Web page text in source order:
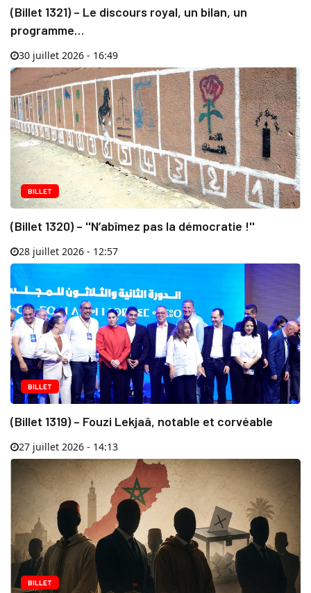
(Billet 1321) – Le discours royal, un bilan, un
programme…
30 juillet 2026 - 16:49
BILLET
(Billet 1320) – ''N’abîmez pas la démocratie !''
28 juillet 2026 - 12:57
BILLET
(Billet 1319) – Fouzi Lekjaâ, notable et corvéable
27 juillet 2026 - 14:13
BILLET